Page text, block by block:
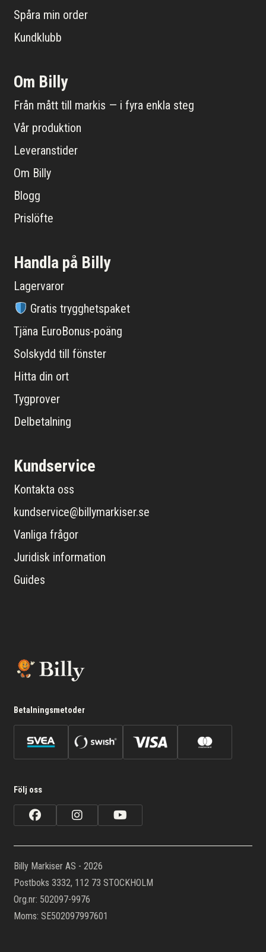
Spåra min order
Kundklubb
Om Billy
Från mått till markis — i fyra enkla steg
Vår produktion
Leveranstider
Om Billy
Blogg
Prislöfte
Handla på Billy
Lagervaror
Gratis trygghetspaket
Tjäna EuroBonus-poäng
Solskydd till fönster
Hitta din ort
Tygprover
Delbetalning
Kundservice
Kontakta oss
kundservice@billymarkiser.se
Vanliga frågor
Juridisk information
Guides
Betalningsmetoder
Följ oss
Billy Markiser AS - 2026
Postboks 3332, 112 73 STOCKHOLM
Org.nr: 502097-9976
Moms: SE502097997601